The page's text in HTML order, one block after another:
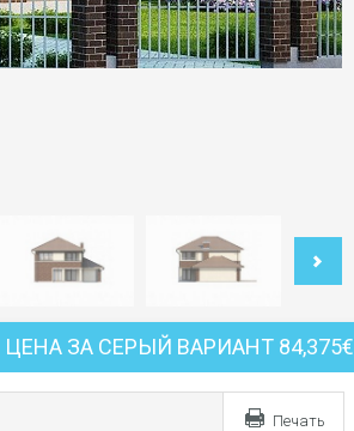
ЦЕНА ЗА СЕРЫЙ ВАРИАНТ 84,375€
Печать